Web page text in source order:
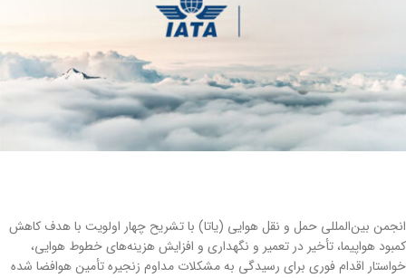
انجمن بین‌المللی حمل و نقل هوایی (یاتا) با تشریح چهار اولویت با هدف کاهش
کمبود هواپیما، تأخیر در تعمیر و نگهداری و افزایش هزینه‌های خطوط هوایی،
خواستار اقدام فوری برای رسیدگی به مشکلات مداوم زنجیره تأمین هوافضا شده